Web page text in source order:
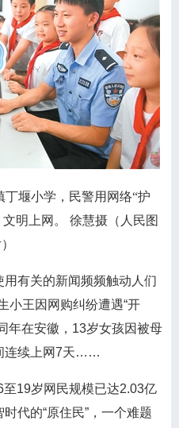
堰小学，民警用网络“护
明上网。 徐慧摄（人民图
有关的新闻频频触动人们
小王因网购纠纷遭遇“开
年在安徽，13岁女孩因被母
连续上网7天……
19岁网民规模已达2.03亿
代的“原住民”，一个难题